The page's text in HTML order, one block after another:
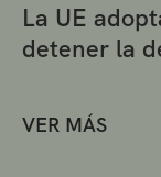
La UE
detener la
VER MÁS